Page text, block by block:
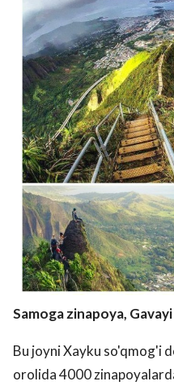
Samoga zinapoya, Gavayi
Bu joyni Xayku so'qmog'i
orolida 4000